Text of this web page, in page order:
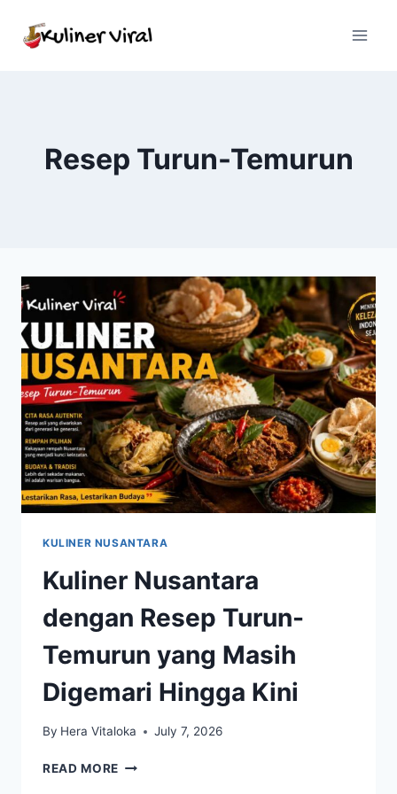
Resep Turun-Temurun
KULINER NUSANTARA
Kuliner Nusantara
dengan Resep Turun-
Temurun yang Masih
Digemari Hingga Kini
By Hera Vitaloka July 7, 2026
READ MORE KULINER